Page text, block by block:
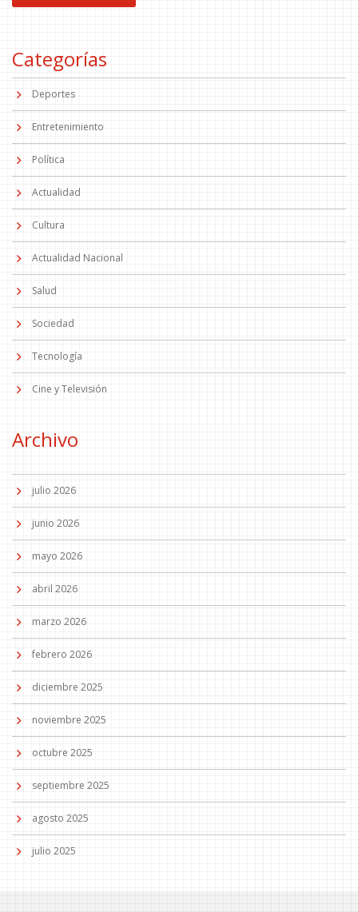
Categorías
Deportes
Entretenimiento
Política
Actualidad
Cultura
Actualidad Nacional
Salud
Sociedad
Tecnología
Cine y Televisión
Archivo
julio 2026
junio 2026
mayo 2026
abril 2026
marzo 2026
febrero 2026
diciembre 2025
noviembre 2025
octubre 2025
septiembre 2025
agosto 2025
julio 2025